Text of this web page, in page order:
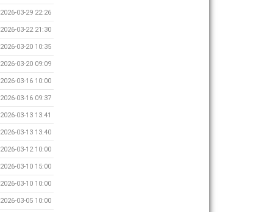
2026-03-29 22:26
2026-03-22 21:30
2026-03-20 10:35
2026-03-20 09:09
2026-03-16 10:00
2026-03-16 09:37
2026-03-13 13:41
2026-03-13 13:40
2026-03-12 10:00
2026-03-10 15:00
2026-03-10 10:00
2026-03-05 10:00